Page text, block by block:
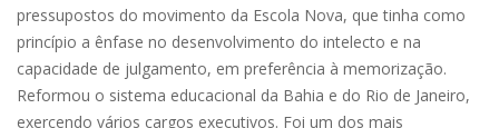
pressupostos do movimento da Escola Nova, que tinha como
princípio a ênfase no desenvolvimento do intelecto e na
capacidade de julgamento, em preferência à memorização.
Reformou o sistema educacional da Bahia e do Rio de Janeiro,
exercendo vários cargos executivos. Foi um dos mais